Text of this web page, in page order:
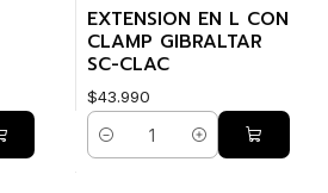
EXTENSION EN L CON
CLAMP GIBRALTAR
SC-CLAC
$43.990
Cantidad